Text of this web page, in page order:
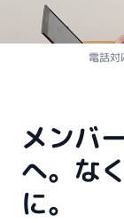
電話
メンバ
へ。な
に。